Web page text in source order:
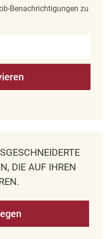
Benachrichtigungen zu
J
DIE AUF IHREN I